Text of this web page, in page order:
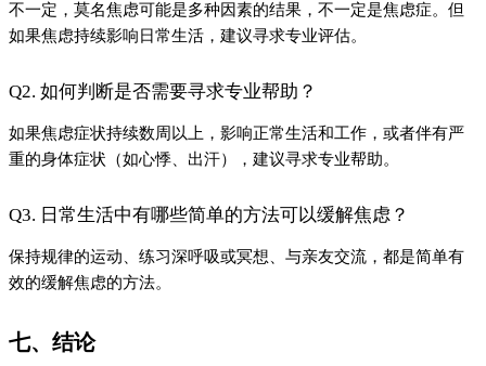
不一定，莫名焦虑可能是多种因素的结果，不一定是焦虑症。但
如果焦虑持续影响日常生活，建议寻求专业评估。
Q2. 如何判断是否需要寻求专业帮助？
如果焦虑症状持续数周以上，影响正常生活和工作，或者伴有严
重的身体症状（如心悸、出汗），建议寻求专业帮助。
Q3. 日常生活中有哪些简单的方法可以缓解焦虑？
保持规律的运动、练习深呼吸或冥想、与亲友交流，都是简单有
效的缓解焦虑的方法。
七、结论